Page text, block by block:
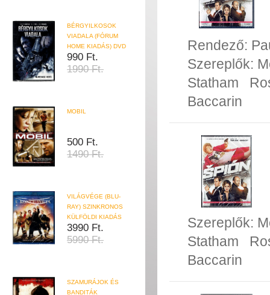
BÉRGYILKOSOK
VIADALA (FÓRUM
HOME KIADÁS) DVD
990 Ft.
1990 Ft.
MOBIL
500 Ft.
1490 Ft.
VILÁGVÉGE (BLU-
RAY) SZINKRONOS
KÜLFÖLDI KIADÁS
3990 Ft.
5990 Ft.
SZAMURÁJOK ÉS
BANDITÁK
Rendező:
Szereplők:
Statham
Baccarin
Szereplők:
Statham
Baccarin